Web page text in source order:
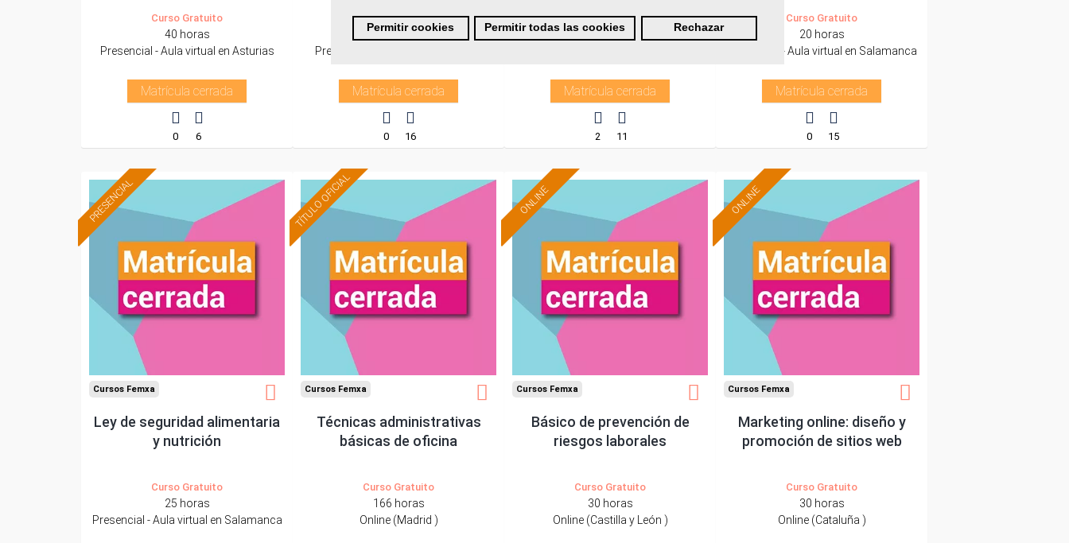
Permitir cookies Permitir todas las cookies Rechazar
Curso Gratuito
40 horas
Presencial - Aula virtual en Asturias
Matrícula cerrada
0 6
Curso Gratuito
70 horas
Presencial - Aula virtual en Madrid
Matrícula cerrada
0 16
Curso Gratuito
40 horas
Matrícula cerrada
2 11
Curso Gratuito
20 horas
Presencial - Aula virtual en Salamanca
Matrícula cerrada
0 15
PRESENCIAL
Cursos Femxa
Ley de seguridad alimentaria
y nutrición
Curso Gratuito
25 horas
Presencial - Aula virtual en Salamanca
TÍTULO OFICIAL
Cursos Femxa
Técnicas administrativas
básicas de oficina
Curso Gratuito
166 horas
Online (Madrid )
ONLINE
Cursos Femxa
Básico de prevención de
riesgos laborales
Curso Gratuito
30 horas
Online (Castilla y León )
ONLINE
Cursos Femxa
Marketing online: diseño y
promoción de sitios web
Curso Gratuito
30 horas
Online (Cataluña )